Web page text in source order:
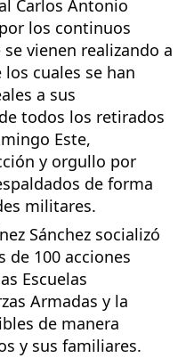
Carlos Antonio
los continuos
vienen realizando a
cuales se han
a sus
todos los retirados
Este,
y orgullo por
de forma
militares.
Sánchez socializó
de 100 acciones
Escuelas
Armadas y la
de manera
y sus familiares.